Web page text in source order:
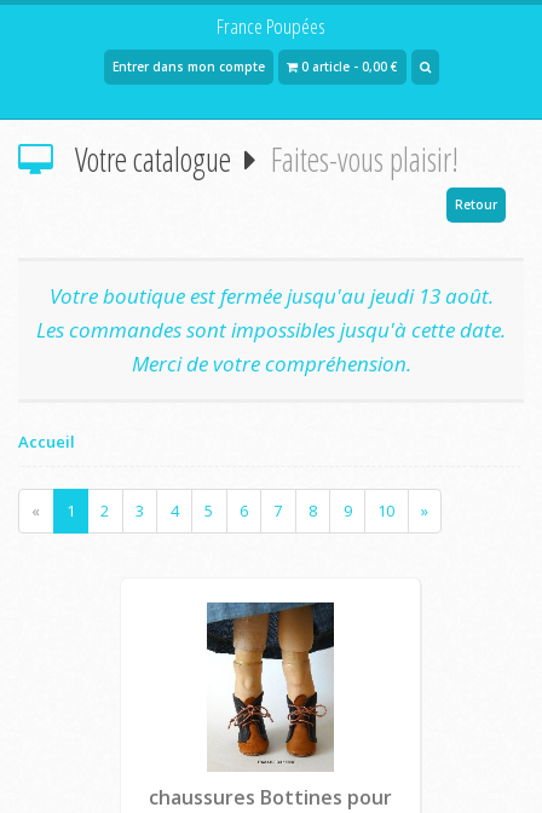
France Poupées
Entrer dans mon compte 0 article - 0,00 €
Votre catalogue Faites-vous plaisir!
Retour
Votre boutique est fermée jusqu'au jeudi 13 août.
Les commandes sont impossibles jusqu'à cette date.
Merci de votre compréhension.
Accueil
« 1 2 3 4 5 6 7 8 9 10 »
chaussures Bottines pour